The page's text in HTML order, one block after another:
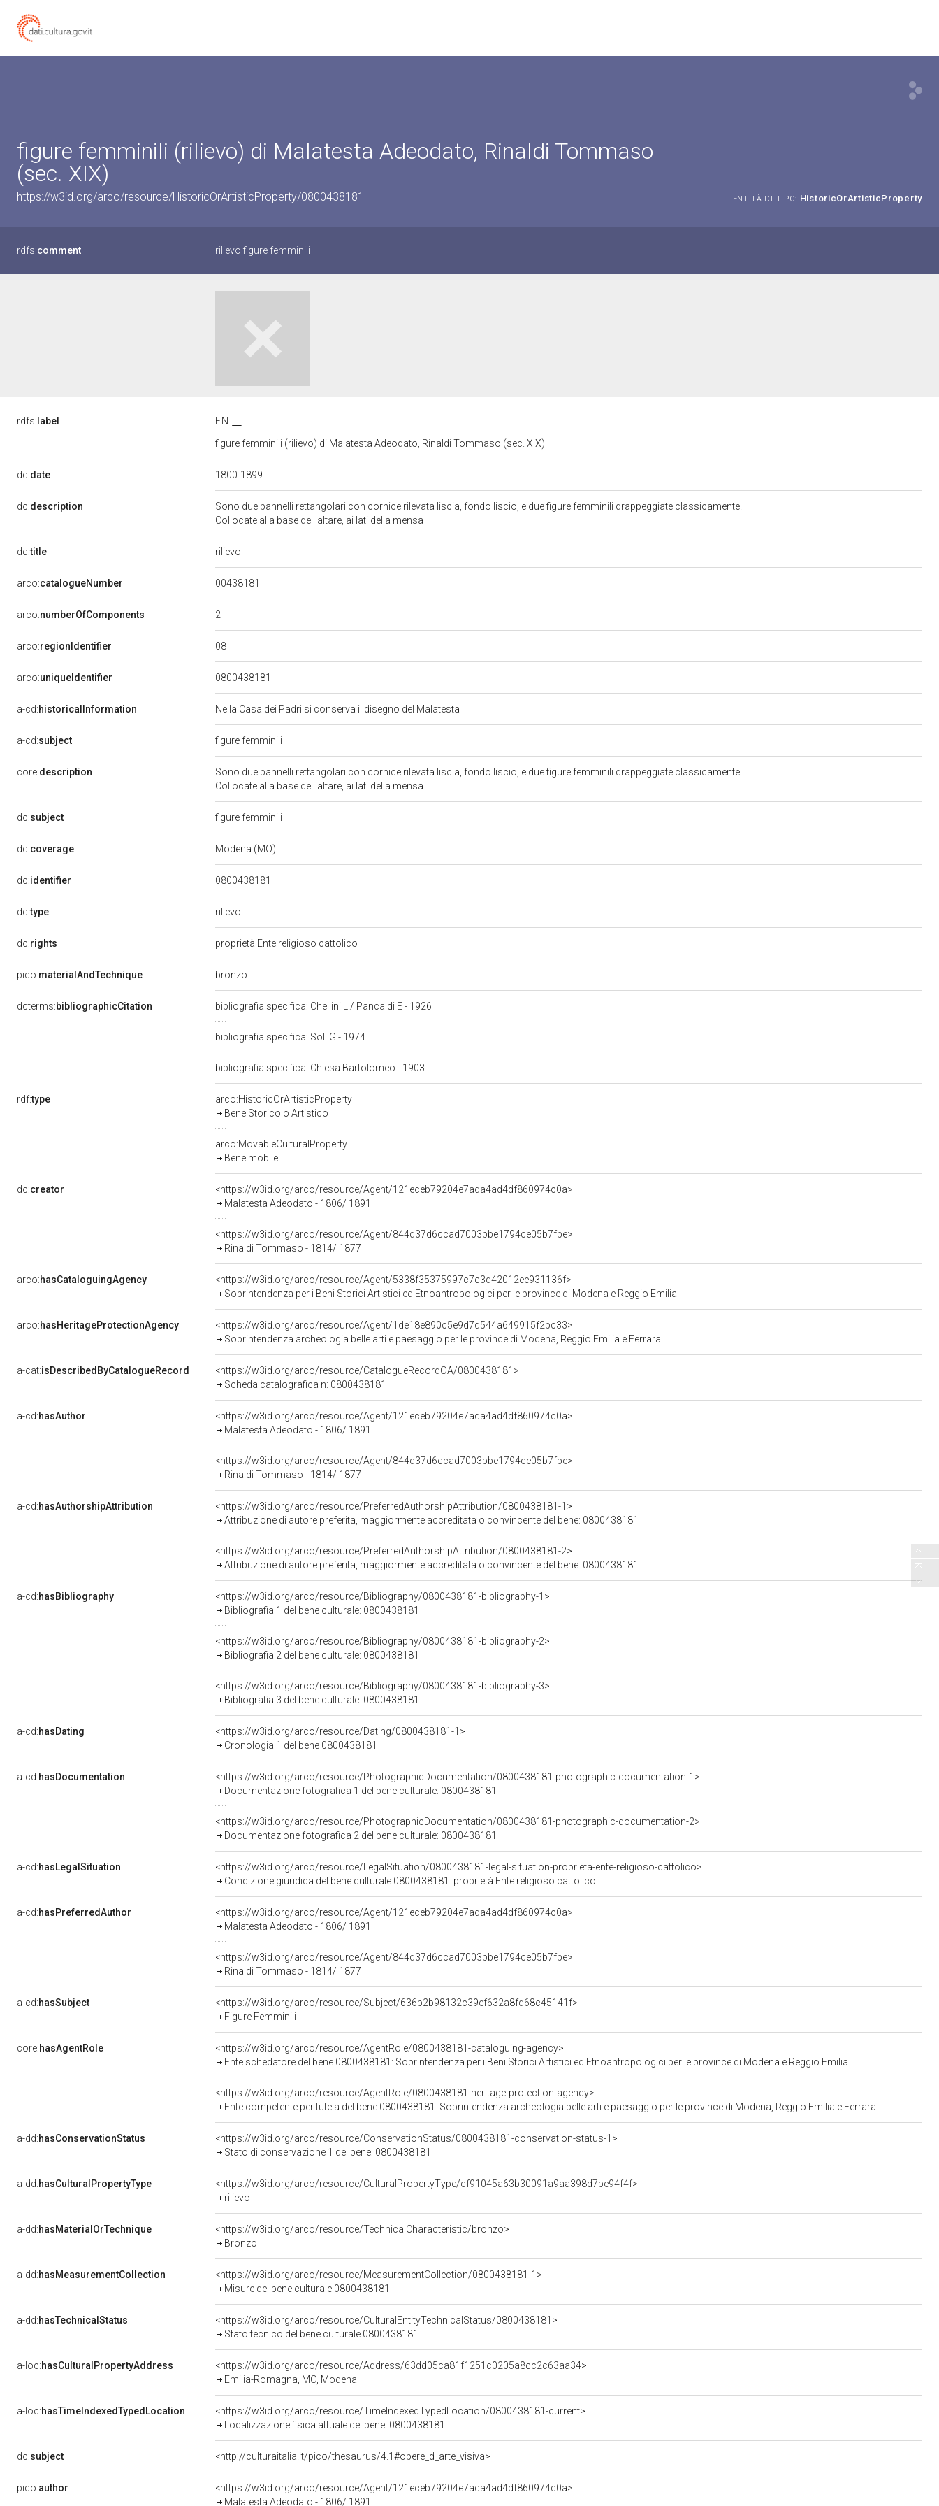
figure femminili (rilievo) di Malatesta Adeodato, Rinaldi Tommaso
(sec. XIX)
https://w3id.org/arco/resource/HistoricOrArtisticProperty/0800438181 ENTITÀ DI TIPO: HistoricOrArtisticProperty
rdfs:comment rilievo figure femminili
rdfs: label EN
IT
figure femminili (rilievo) di Malatesta Adeodato, Rinaldi Tommaso (sec. XIX)
dc:date 1800-1899
dc:description
Sono due pannelli rettangolari con cornice rilevata liscia, fondo liscio, e due figure femminili drappeggiate classicamente.
Collocate alla base dell'altare, ai lati della mensa
dc:title rilievo
arco:catalogueNumber 00438181
arco:numberOfComponents 2
arco:regionIdentifier 08
arco:uniqueIdentifier 0800438181
a-cd:historicalInformation Nella Casa dei Padri si conserva il disegno del Malatesta
a-cd:subject figure femminili
core:description
Sono due pannelli rettangolari con cornice rilevata liscia, fondo liscio, e due figure femminili drappeggiate classicamente.
Collocate alla base dell'altare, ai lati della mensa
dc:subject figure femminili
dc:coverage Modena (MO)
dc:identifier 0800438181
dc:type rilievo
dc:rights proprietà Ente religioso cattolico
pico:materialAndTechnique bronzo
dcterms:bibliographicCitation bibliografia specifica: Chellini L./ Pancaldi E - 1926
bibliografia specifica: Soli G - 1974
bibliografia specifica: Chiesa Bartolomeo - 1903
rdf:type
arco:HistoricOrArtisticProperty
Bene Storico o Artistico
arco:MovableCulturalProperty
Bene mobile
dc:creator
<https://w3id.org/arco/resource/Agent/121eceb79204e7ada4ad4df860974c0a>
Malatesta Adeodato - 1806/ 1891
<https://w3id.org/arco/resource/Agent/844d37d6ccad7003bbe1794ce05b7fbe>
Rinaldi Tommaso - 1814/ 1877
arco:hasCataloguingAgency
<https://w3id.org/arco/resource/Agent/5338f35375997c7c3d42012ee931136f>
Soprintendenza per i Beni Storici Artistici ed Etnoantropologici per le province di Modena e Reggio Emilia
arco:hasHeritageProtectionAgency
<https://w3id.org/arco/resource/Agent/1de18e890c5e9d7d544a649915f2bc33>
Soprintendenza archeologia belle arti e paesaggio per le province di Modena, Reggio Emilia e Ferrara
a-cat:isDescribedByCatalogueRecord
<https://w3id.org/arco/resource/CatalogueRecordOA/0800438181>
Scheda catalografica n: 0800438181
a-cd:hasAuthor
<https://w3id.org/arco/resource/Agent/121eceb79204e7ada4ad4df860974c0a>
Malatesta Adeodato - 1806/ 1891
<https://w3id.org/arco/resource/Agent/844d37d6ccad7003bbe1794ce05b7fbe>
Rinaldi Tommaso - 1814/ 1877
a-cd:hasAuthorshipAttribution
<https://w3id.org/arco/resource/PreferredAuthorshipAttribution/0800438181-1>
Attribuzione di autore preferita, maggiormente accreditata o convincente del bene: 0800438181
<https://w3id.org/arco/resource/PreferredAuthorshipAttribution/0800438181-2>
Attribuzione di autore preferita, maggiormente accreditata o convincente del bene: 0800438181
a-cd:hasBibliography
<https://w3id.org/arco/resource/Bibliography/0800438181-bibliography-1>
Bibliografia 1 del bene culturale: 0800438181
<https://w3id.org/arco/resource/Bibliography/0800438181-bibliography-2>
Bibliografia 2 del bene culturale: 0800438181
<https://w3id.org/arco/resource/Bibliography/0800438181-bibliography-3>
Bibliografia 3 del bene culturale: 0800438181
a-cd:hasDating
<https://w3id.org/arco/resource/Dating/0800438181-1>
Cronologia 1 del bene 0800438181
a-cd:hasDocumentation
<https://w3id.org/arco/resource/PhotographicDocumentation/0800438181-photographic-documentation-1>
Documentazione fotografica 1 del bene culturale: 0800438181
<https://w3id.org/arco/resource/PhotographicDocumentation/0800438181-photographic-documentation-2>
Documentazione fotografica 2 del bene culturale: 0800438181
a-cd:hasLegalSituation
<https://w3id.org/arco/resource/LegalSituation/0800438181-legal-situation-proprieta-ente-religioso-cattolico>
Condizione giuridica del bene culturale 0800438181: proprietà Ente religioso cattolico
a-cd:hasPreferredAuthor
<https://w3id.org/arco/resource/Agent/121eceb79204e7ada4ad4df860974c0a>
Malatesta Adeodato - 1806/ 1891
<https://w3id.org/arco/resource/Agent/844d37d6ccad7003bbe1794ce05b7fbe>
Rinaldi Tommaso - 1814/ 1877
a-cd:hasSubject
<https://w3id.org/arco/resource/Subject/636b2b98132c39ef632a8fd68c45141f>
Figure Femminili
core:hasAgentRole
<https://w3id.org/arco/resource/AgentRole/0800438181-cataloguing-agency>
Ente schedatore del bene 0800438181: Soprintendenza per i Beni Storici Artistici ed Etnoantropologici per le province di Modena e Reggio Emilia
<https://w3id.org/arco/resource/AgentRole/0800438181-heritage-protection-agency>
Ente competente per tutela del bene 0800438181: Soprintendenza archeologia belle arti e paesaggio per le province di Modena, Reggio Emilia e Ferrara
a-dd:hasConservationStatus
<https://w3id.org/arco/resource/ConservationStatus/0800438181-conservation-status-1>
Stato di conservazione 1 del bene: 0800438181
a-dd:hasCulturalPropertyType
<https://w3id.org/arco/resource/CulturalPropertyType/cf91045a63b30091a9aa398d7be94f4f>
rilievo
a-dd:hasMaterialOrTechnique
<https://w3id.org/arco/resource/TechnicalCharacteristic/bronzo>
Bronzo
a-dd:hasMeasurementCollection
<https://w3id.org/arco/resource/MeasurementCollection/0800438181-1>
Misure del bene culturale 0800438181
a-dd:hasTechnicalStatus
<https://w3id.org/arco/resource/CulturalEntityTechnicalStatus/0800438181>
Stato tecnico del bene culturale 0800438181
a-loc:hasCulturalPropertyAddress
<https://w3id.org/arco/resource/Address/63dd05ca81f1251c0205a8cc2c63aa34>
Emilia-Romagna, MO, Modena
a-loc:hasTimeIndexedTypedLocation
<https://w3id.org/arco/resource/TimeIndexedTypedLocation/0800438181-current>
Localizzazione fisica attuale del bene: 0800438181
dc:subject <http://culturaitalia.it/pico/thesaurus/4.1#opere_d_arte_visiva>
pico:author
<https://w3id.org/arco/resource/Agent/121eceb79204e7ada4ad4df860974c0a>
Malatesta Adeodato - 1806/ 1891